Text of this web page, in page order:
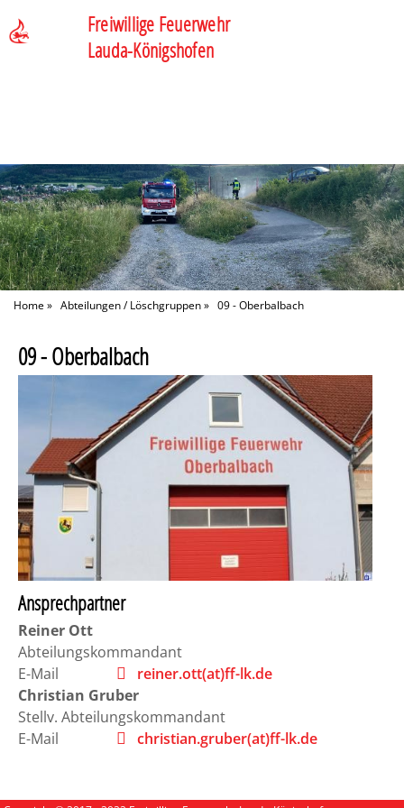
Freiwillige Feuerwehr
Lauda-Königshofen
Home» Abteilungen / Löschgruppen» 09 - Oberbalbach
09 - Oberbalbach
Ansprechpartner
Reiner Ott
Abteilungskommandant
E-Mail
reiner.ott(at)ff-lk.de
Christian Gruber
Stellv. Abteilungskommandant
E-Mail
christian.gruber(at)ff-lk.de